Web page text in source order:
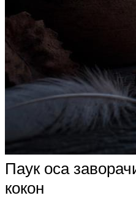
Паук оса
кокон